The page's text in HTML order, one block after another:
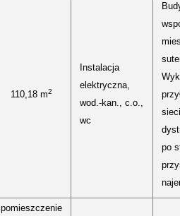
110,18 m2
Instalacja
elektryczna,
wod.-kan., c.o.,
wc
sieci
po
pomieszczenie